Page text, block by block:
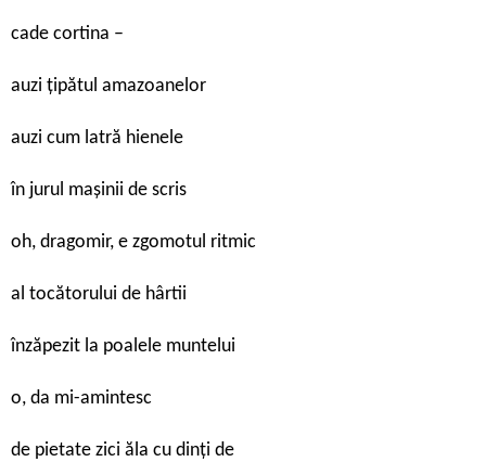
cade cortina –
auzi țipătul amazoanelor
auzi cum latră hienele
în jurul mașinii de scris
oh, dragomir, e zgomotul ritmic
al tocătorului de hârtii
înzăpezit la poalele muntelui
o, da mi-amintesc
de pietate zici ăla cu dinți de